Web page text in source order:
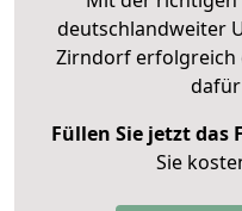
deutschlandweiter
Zirndorf
Füllen Sie jetzt das
Sie